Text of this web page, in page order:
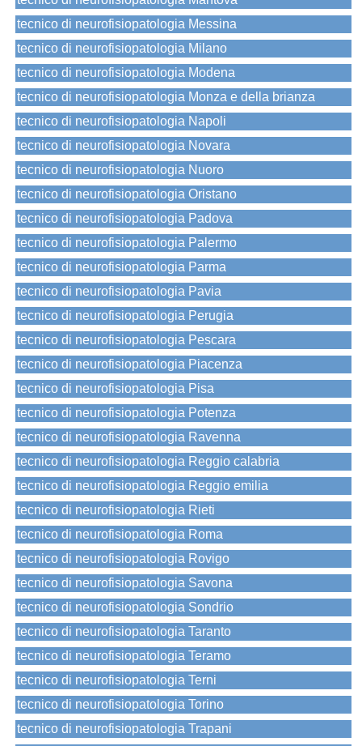
tecnico di neurofisiopatologia Messina
tecnico di neurofisiopatologia Milano
tecnico di neurofisiopatologia Modena
tecnico di neurofisiopatologia Monza e della brianza
tecnico di neurofisiopatologia Napoli
tecnico di neurofisiopatologia Novara
tecnico di neurofisiopatologia Nuoro
tecnico di neurofisiopatologia Oristano
tecnico di neurofisiopatologia Padova
tecnico di neurofisiopatologia Palermo
tecnico di neurofisiopatologia Parma
tecnico di neurofisiopatologia Pavia
tecnico di neurofisiopatologia Perugia
tecnico di neurofisiopatologia Pescara
tecnico di neurofisiopatologia Piacenza
tecnico di neurofisiopatologia Pisa
tecnico di neurofisiopatologia Potenza
tecnico di neurofisiopatologia Ravenna
tecnico di neurofisiopatologia Reggio calabria
tecnico di neurofisiopatologia Reggio emilia
tecnico di neurofisiopatologia Rieti
tecnico di neurofisiopatologia Roma
tecnico di neurofisiopatologia Rovigo
tecnico di neurofisiopatologia Savona
tecnico di neurofisiopatologia Sondrio
tecnico di neurofisiopatologia Taranto
tecnico di neurofisiopatologia Teramo
tecnico di neurofisiopatologia Terni
tecnico di neurofisiopatologia Torino
tecnico di neurofisiopatologia Trapani